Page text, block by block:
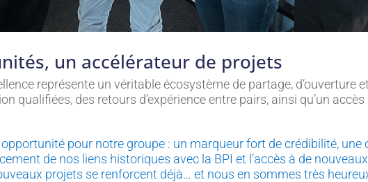
un accélérateur de projets
représente un véritable écosystème de partage, d’ouverture
qualifiées, des retours d’expérience entre pairs, ainsi qu’un
pour notre groupe : un marqueur fort de crédibilité, une
de nos liens historiques avec la BPI et l’accès à de
projets se renforcent déjà… et nous en sommes très